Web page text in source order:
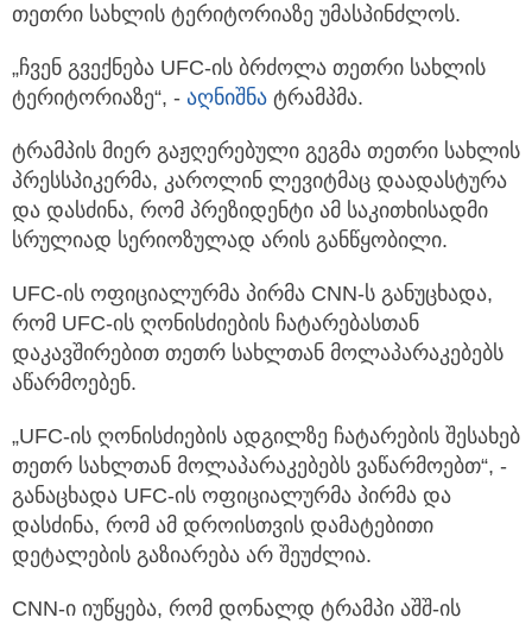
თეთრი სახლის ტერიტორიაზე უმასპინძლოს.
„ჩვენ გვექნება UFC-ის ბრძოლა თეთრი სახლის
ტერიტორიაზე“, - აღნიშნა ტრამპმა.
ტრამპის მიერ გაჟღერებული გეგმა თეთრი სახლის
პრესსპიკერმა, კაროლინ ლევიტმაც დაადასტურა
და დასძინა, რომ პრეზიდენტი ამ საკითხისადმი
სრულიად სერიოზულად არის განწყობილი.
UFC-ის ოფიციალურმა პირმა CNN-ს განუცხადა,
რომ UFC-ის ღონისძიების ჩატარებასთან
დაკავშირებით თეთრ სახლთან მოლაპარაკებებს
აწარმოებენ.
„UFC-ის ღონისძიების ადგილზე ჩატარების შესახებ
თეთრ სახლთან მოლაპარაკებებს ვაწარმოებთ“, -
განაცხადა UFC-ის ოფიციალურმა პირმა და
დასძინა, რომ ამ დროისთვის დამატებითი
დეტალების გაზიარება არ შეუძლია.
CNN-ი იუწყება, რომ დონალდ ტრამპი აშშ-ის